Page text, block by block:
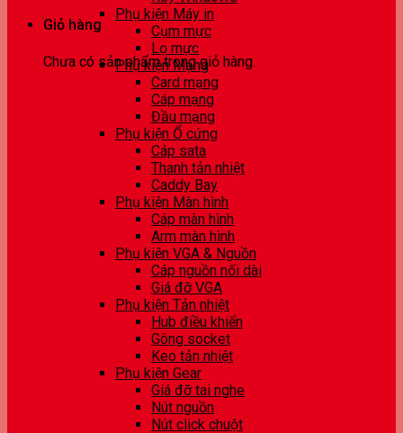
Giỏ hàng
Chưa có sản phẩm trong giỏ hàng.
Phụ kiện Máy in
Cụm mực
Lọ mực
Phụ kiện Mạng
Card mạng
Cáp mạng
Đầu mạng
Phụ kiện Ổ cứng
Cáp sata
Thanh tản nhiệt
Caddy Bay
Phụ kiện Màn hình
Cáp màn hình
Arm màn hình
Phụ kiện VGA & Nguồn
Cáp nguồn nối dài
Giá đỡ VGA
Phụ kiện Tản nhiệt
Hub điều khiển
Gông socket
Keo tản nhiệt
Phụ kiện Gear
Giá đỡ tai nghe
Nút nguồn
Nút click chuột